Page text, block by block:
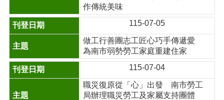
作傳統美味
115-07-05
做工行善團志工匠心巧手傳遞愛
為南市弱勢勞工家庭重建住家
115-07-04
職災復原從「心」出發 南市勞工
局辦理職災勞工及家屬支持團體